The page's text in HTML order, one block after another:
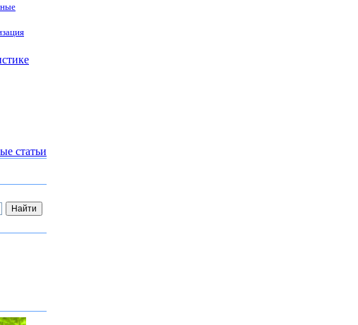
статьи